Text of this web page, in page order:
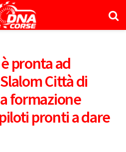
pronta ad
Città di
formazione
pronti a dare